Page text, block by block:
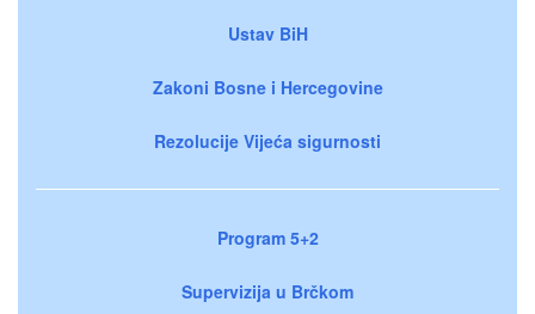
Ustav BiH
Zakoni Bosne i Hercegovine
Rezolucije Vijeća sigurnosti
Program 5+2
Supervizija u Brčkom